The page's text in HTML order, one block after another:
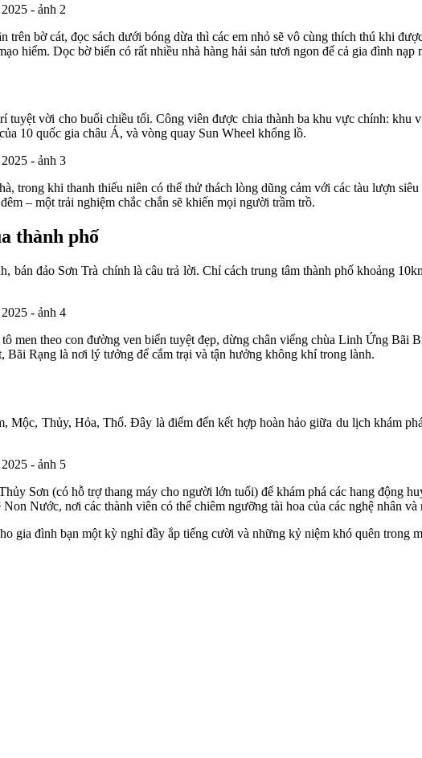
trên bờ cát, đọc sách dưới bóng dừa thì các em nhỏ sẽ vô cùng thích thú khi
hiểm. Dọc bờ biển có rất nhiều nhà hàng hải sản tươi ngon để cả gia đình
vời cho buổi chiều tối. Công viên được chia thành ba khu vực chính: khu
10 quốc gia châu Á, và vòng quay Sun Wheel khổng lồ.
trong khi thanh thiếu niên có thể thử thách lòng dũng cảm với các tàu lượn
– một trải nghiệm chắc chắn sẽ khiến mọi người trầm trồ.
thành phố
bán đảo Sơn Trà chính là câu trả lời. Chỉ cách trung tâm thành phố khoảng
men theo con đường ven biển tuyệt đẹp, dừng chân viếng chùa Linh Ứng Bãi
Rạng là nơi lý tưởng để cắm trại và tận hưởng không khí trong lành.
Thủy, Hỏa, Thổ. Đây là điểm đến kết hợp hoàn hảo giữa du lịch khám
Sơn (có hỗ trợ thang máy cho người lớn tuổi) để khám phá các hang động
Nước, nơi các thành viên có thể chiêm ngưỡng tài hoa của các nghệ nhân
gia đình bạn một kỳ nghỉ đầy ắp tiếng cười và những kỷ niệm khó quên trong